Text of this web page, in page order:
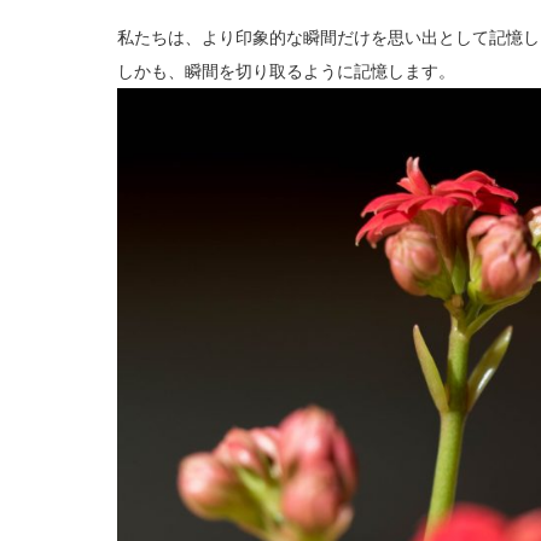
私たちは、より印象的な瞬間だけを思い出として記憶
しかも、瞬間を切り取るように記憶します。